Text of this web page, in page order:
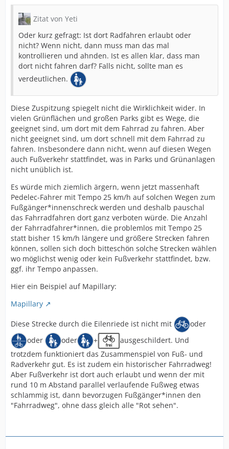
Zitat von Yeti
Oder kurz gefragt: Ist dort Radfahren erlaubt oder
nicht? Wenn nicht, dann muss man das mal
kontrollieren und ahnden. Ist es allen klar, dass man
dort nicht fahren darf? Falls nicht, sollte man es
verdeutlichen.
Diese Zuspitzung spiegelt nicht die Wirklichkeit wider. In
vielen Grünflächen und großen Parks gibt es Wege, die
geeignet sind, um dort mit dem Fahrrad zu fahren. Aber
nicht geeignet sind, um dort schnell mit dem Fahrrad zu
fahren. Insbesondere dann nicht, wenn auf diesen Wegen
auch Fußverkehr stattfindet, was in Parks und Grünanlagen
nicht unüblich ist.
Es würde mich ziemlich ärgern, wenn jetzt massenhaft
Pedelec-Fahrer mit Tempo 25 km/h auf solchen Wegen zum
Fußgänger*innenschreck werden und deshalb pauschal
das Fahrradfahren dort ganz verboten würde. Die Anzahl
der Fahrradfahrer*innen, die problemlos mit Tempo 25
statt bisher 15 km/h längere und größere Strecken fahren
können, sollen sich doch bitteschön solche Strecken wählen
wo möglichst wenig oder kein Fußverkehr stattfindet, bzw.
ggf. ihr Tempo anpassen.
Hier ein Beispiel auf Mapillary:
Mapillary
Diese Strecke durch die Eilenriede ist nicht mit
oder
oder
oder +
ausgeschildert. Und
trotzdem funktioniert das Zusammenspiel von Fuß- und
Radverkehr gut. Es ist zudem ein historischer Fahrradweg!
Aber Fußverkehr ist dort auch erlaubt und wenn der mit
rund 10 m Abstand parallel verlaufende Fußweg etwas
schlammig ist, dann bevorzugen Fußgänger*innen den
"Fahrradweg", ohne dass gleich alle "Rot sehen".